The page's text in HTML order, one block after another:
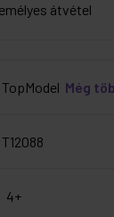
átvétel
TopModel Még
T12088
4+